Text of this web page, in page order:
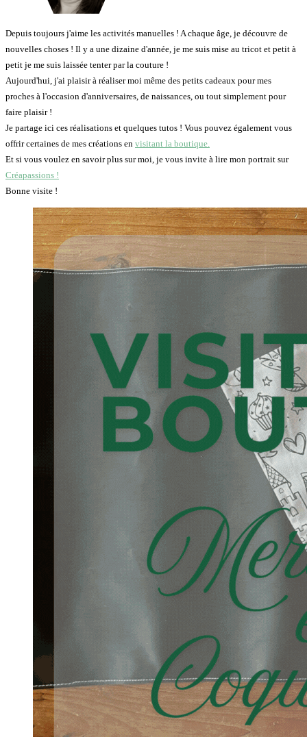
Depuis toujours j'aime les activités manuelles ! A chaque âge, je découvre de
nouvelles choses ! Il y a une dizaine d'année, je me suis mise au tricot et petit à
petit je me suis laissée tenter par la couture !
Aujourd'hui, j'ai plaisir à réaliser moi même des petits cadeaux pour mes
proches à l'occasion d'anniversaires, de naissances, ou tout simplement pour
faire plaisir !
Je partage ici ces réalisations et quelques tutos ! Vous pouvez également vous
offrir certaines de mes créations en visitant la boutique.
Et si vous voulez en savoir plus sur moi, je vous invite à lire mon portrait sur
Créapassions !
Bonne visite !